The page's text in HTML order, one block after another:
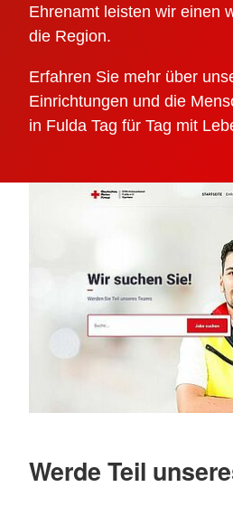
Ehrenamt leisten wir einen
die Region.
Erfahren Sie mehr über
Einrichtungen und die
in Fulda Tag für Tag mit
Werde Teil